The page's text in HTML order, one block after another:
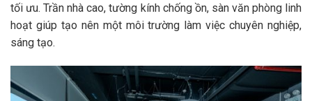
tối ưu. Trần nhà cao, tường kính chống ồn, sàn văn phòng linh
hoạt giúp tạo nên một môi trường làm việc chuyên nghiệp,
sáng tạo.